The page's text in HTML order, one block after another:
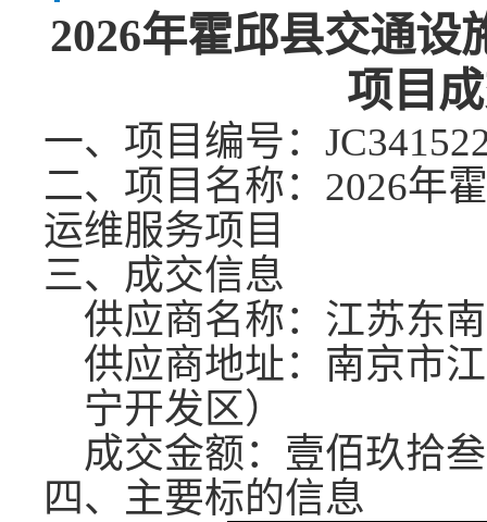
2026年霍邱县交通设
项目
一、项目编号：
二、项目名称： 2026年
运维服务项目
三、成交信息
供应商名称：江苏东
供应商地址：南京市
宁开发区）
成交金额： 壹佰玖拾
四、主要标的信息